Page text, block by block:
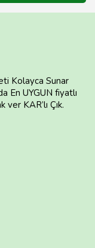
Kolayca Sunar
En UYGUN fiyatlı
KAR’lı Çık.